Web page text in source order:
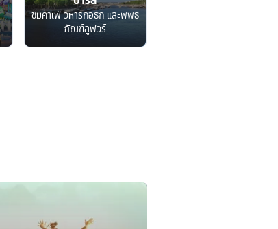
ชมคาเฟ่ วิหารกอธิก และพิพิธ
ภัณฑ์ลูฟวร์